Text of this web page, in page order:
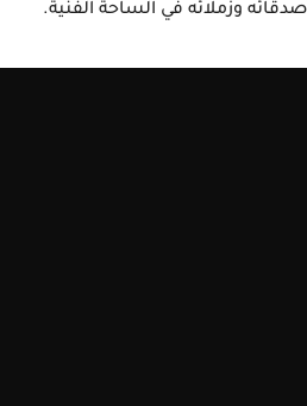
وزملائه في الساحة الفنية.